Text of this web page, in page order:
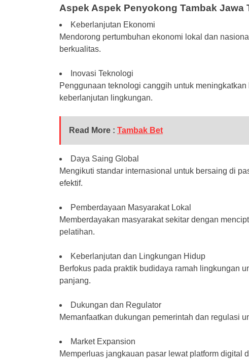
Aspek Aspek Penyokong Tambak Jawa
Keberlanjutan Ekonomi
Mendorong pertumbuhan ekonomi lokal dan
berkualitas.
Inovasi Teknologi
Penggunaan teknologi canggih untuk
keberlanjutan lingkungan.
Read More : Tambak Bet
Daya Saing Global
Mengikuti standar internasional untuk bersaing di
efektif.
Pemberdayaan Masyarakat Lokal
Memberdayakan masyarakat sekitar dengan
pelatihan.
Keberlanjutan dan Lingkungan Hidup
Berfokus pada praktik budidaya ramah lingkungan
panjang.
Dukungan dan Regulator
Memanfaatkan dukungan pemerintah dan regulasi
Market Expansion
Memperluas jangkauan pasar lewat platform digital